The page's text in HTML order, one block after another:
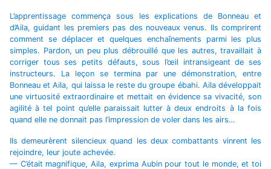
L’apprentissage commença sous les explications de Bonneau et
d’Aila, guidant les premiers pas des nouveaux venus. Ils comprirent
comment se déplacer et quelques enchaînements parmi les plus
simples. Pardon, un peu plus débrouillé que les autres, travaillait à
corriger tous ses petits défauts, sous l’œil intransigeant de ses
instructeurs. La leçon se termina par une démonstration, entre
Bonneau et Aila, qui laissa le reste du groupe ébahi. Aila développait
une virtuosité extraordinaire et mettait en évidence sa vivacité, son
agilité à tel point qu’elle paraissait lutter à deux endroits à la fois
quand elle ne donnait pas l’impression de voler dans les airs…
Ils demeurèrent silencieux quand les deux combattants vinrent les
rejoindre, leur joute achevée.
— C’était magnifique, Aila, exprima Aubin pour tout le monde, et toi